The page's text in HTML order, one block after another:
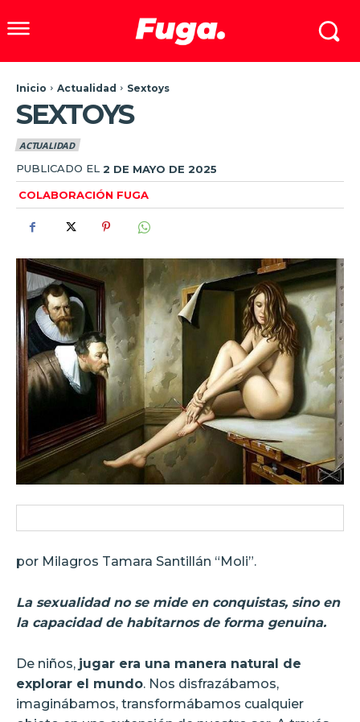
Inicio Actualidad Sextoys
SEXTOYS
ACTUALIDAD
PUBLICADO EL 2 DE MAYO DE 2025
COLABORACIÓN FUGA
por Milagros Tamara Santillán “Moli”.
La sexualidad no se mide en conquistas, sino en
la capacidad de habitarnos de forma genuina.
De niños, jugar era una manera natural de
explorar el mundo. Nos disfrazábamos,
imaginábamos, transformábamos cualquier